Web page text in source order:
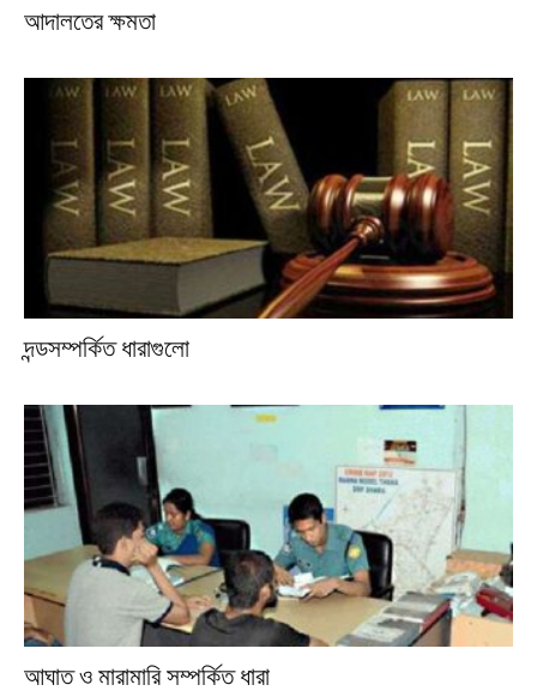
আদালতের ক্ষমতা
দন্ডসম্পর্কিত ধারাগুলো
আঘাত ও মারামারি সম্পর্কিত ধারা